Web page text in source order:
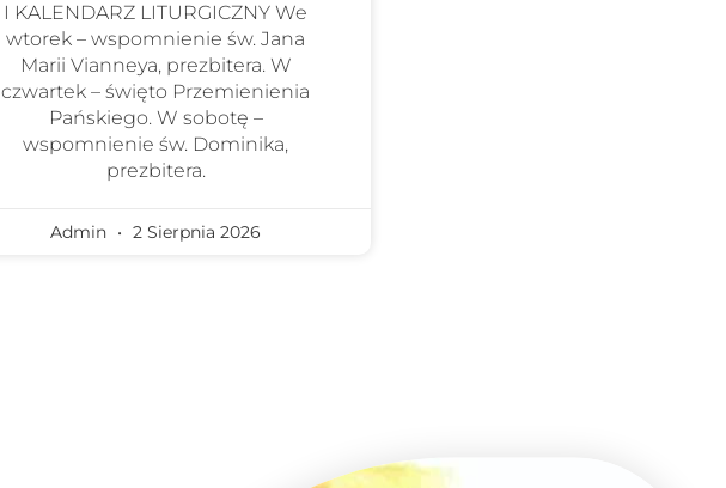
I KALENDARZ LITURGICZNY We
wtorek – wspomnienie św. Jana
Marii Vianneya, prezbitera. W
czwartek – święto Przemienienia
Pańskiego. W sobotę –
wspomnienie św. Dominika,
prezbitera.
Admin 2 Sierpnia 2026